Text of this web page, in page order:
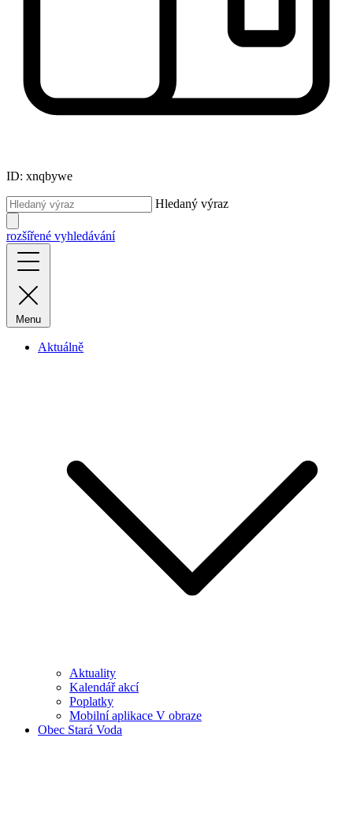
ID: xnqbywe
Hledaný výraz
rozšířené vyhledávání
Menu
Aktuálně
Aktuality
Kalendář akcí
Poplatky
Mobilní aplikace V obraze
Obec Stará Voda